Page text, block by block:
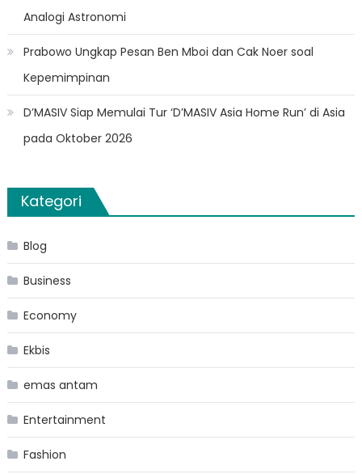
Analogi Astronomi
Prabowo Ungkap Pesan Ben Mboi dan Cak Noer soal
Kepemimpinan
D’MASIV Siap Memulai Tur ‘D’MASIV Asia Home Run’ di Asia
pada Oktober 2026
Kategori
Blog
Business
Economy
Ekbis
emas antam
Entertainment
Fashion